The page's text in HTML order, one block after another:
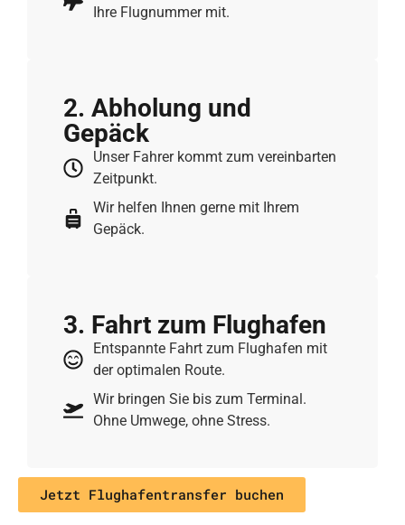
Ihre Flugnummer mit.
2. Abholung und
Gepäck
Unser Fahrer kommt zum vereinbarten
Zeitpunkt.
Wir helfen Ihnen gerne mit Ihrem
Gepäck.
3. Fahrt zum Flughafen
Entspannte Fahrt zum Flughafen mit
der optimalen Route.
Wir bringen Sie bis zum Terminal.
Ohne Umwege, ohne Stress.
Jetzt Flughafentransfer buchen